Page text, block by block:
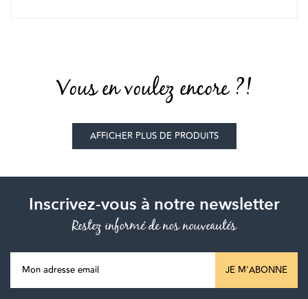
Vous en voulez encore ?!
AFFICHER PLUS DE PRODUITS
Inscrivez-vous à notre newsletter
Restez informé de nos nouveautés
JE M'ABONNE